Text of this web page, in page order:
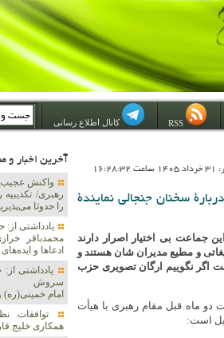
کانال اطلاع رسانی
نبویان؛ مجری چرا حیران؟!/ 10 نکته دربارۀ سخنان جنجالی نمایندۀ
جماعت بی اختیار اصرار دارند
و مطیع مدیران شان هستند و
نگوییم ارگان تصویری حزب
دو ماه قبل مقام رهبری با هیأت
است:
آخرين اخبار و
واکنش عجیب
رهبری/
را حدوثا
یادداشتی
محمدباقر
ادعاها و
یادداشتی
سروش
امام خمینی(ره)
توافقات
همکاری خلیج